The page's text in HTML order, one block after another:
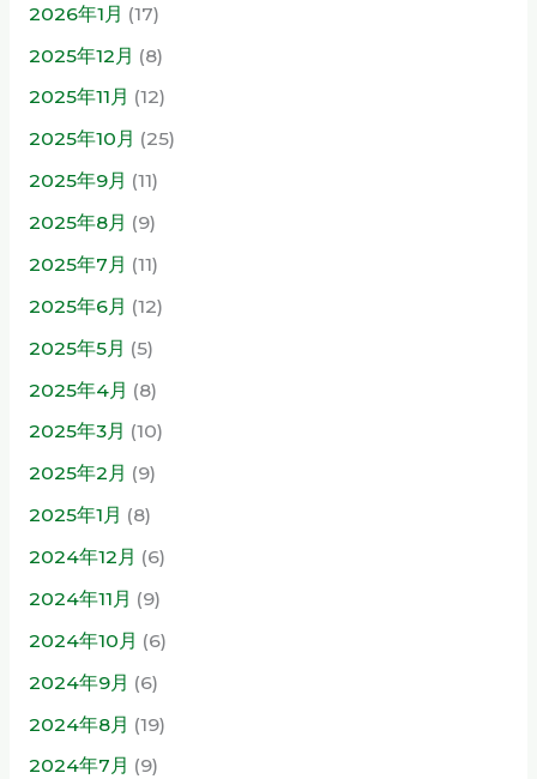
2026年1月 (17)
2025年12月 (8)
2025年11月 (12)
2025年10月 (25)
2025年9月 (11)
2025年8月 (9)
2025年7月 (11)
2025年6月 (12)
2025年5月 (5)
2025年4月 (8)
2025年3月 (10)
2025年2月 (9)
2025年1月 (8)
2024年12月 (6)
2024年11月 (9)
2024年10月 (6)
2024年9月 (6)
2024年8月 (19)
2024年7月 (9)